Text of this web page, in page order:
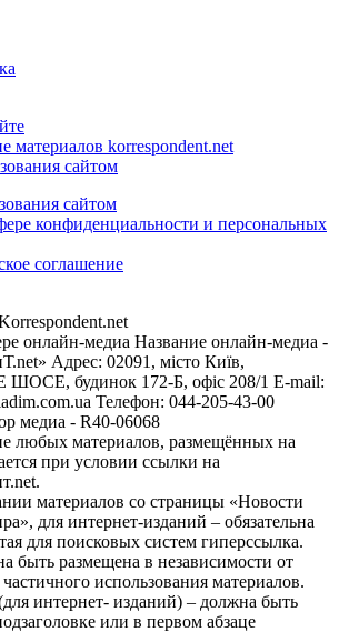
материалов korrespondent.net
сайтом
сайтом
конфиденциальности и персональных
соглашение
онлайн-медиа Название онлайн-медиа -
Адрес: 02091, місто Київ,
будинок 172-Б, офіс 208/1 E-mail:
Телефон: 044-205-43-00
медиа - R40-06068
любых материалов, размещённых на
при условии ссылки на
материалов со страницы «Новости
для интернет-изданий – обязательна
для поисковых систем гиперссылка.
быть размещена в независимости от
использования материалов.
интернет- изданий) – должна быть
или в первом абзаце